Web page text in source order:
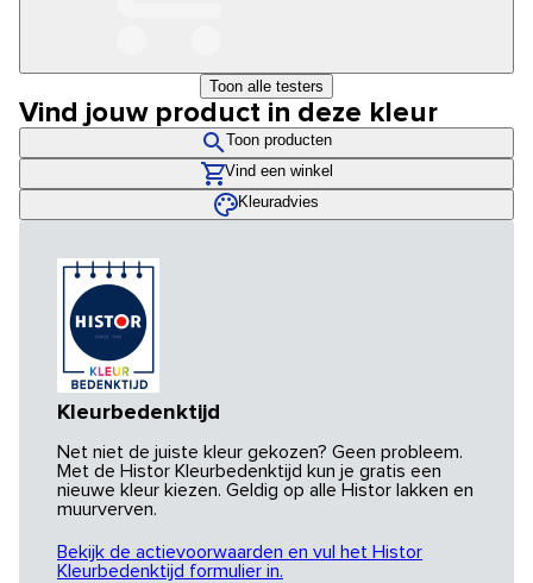
Toon alle testers
Vind jouw product in deze kleur
Toon producten
Vind een winkel
Kleuradvies
Kleurbedenktijd
Net niet de juiste kleur gekozen? Geen probleem.
Met de Histor Kleurbedenktijd kun je gratis een
nieuwe kleur kiezen. Geldig op alle Histor lakken en
muurverven.
Bekijk de actievoorwaarden en vul het Histor
Kleurbedenktijd formulier in.